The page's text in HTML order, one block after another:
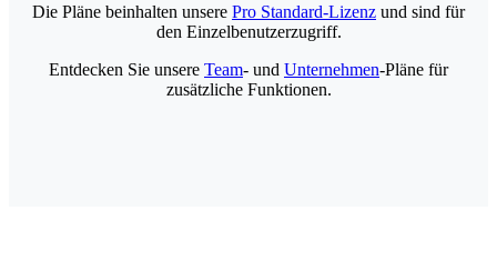
Die Pläne beinhalten unsere Pro Standard-Lizenz und sind für
den Einzelbenutzerzugriff.
Entdecken Sie unsere Team- und Unternehmen-Pläne für
zusätzliche Funktionen.